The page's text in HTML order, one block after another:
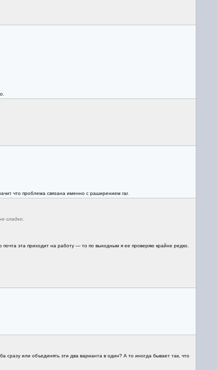
что проблема связана именно с раширением rar.
сладко.
эта приходит на работу — то по выходным я ее проверяю крайне редко.
сразу или объединять эти два варианта в один? А то иногда бывает так, что